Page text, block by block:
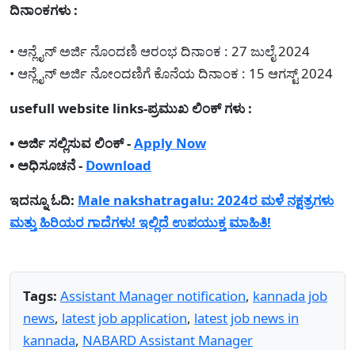
ದಿನಾಂಕಗಳು :
• ಆನ್ಲೈನ್ ಅರ್ಜಿ ನೊಂದಣಿ ಆರಂಭ ದಿನಾಂಕ : 27 ಜುಲೈ 2024
• ಆನ್ಲೈನ್ ಅರ್ಜಿ ನೋಂದಣಿಗೆ ಕೊನೆಯ ದಿನಾಂಕ : 15 ಆಗಸ್ಟ್ 2024
usefull website links-ಪ್ರಮುಖ ಲಿಂಕ್ ಗಳು :
• ಅರ್ಜಿ ಸಲ್ಲಿಸುವ ಲಿಂಕ್ -Apply Now
• ಅಧಿಸೂಚನೆ - Download
ಇದನ್ನೂ ಓದಿ: Male nakshatragalu: 2024ರ ಮಳೆ ನಕ್ಷತ್ರಗಳು
ಮತ್ತು ಹಿರಿಯರ ಗಾದೆಗಳು! ಇಲ್ಲಿದೆ ಉಪಯುಕ್ತ ಮಾಹಿತಿ!
Tags: Assistant Manager notification, kannada job
news, latest job application, latest job news in
kannada, NABARD Assistant Manager